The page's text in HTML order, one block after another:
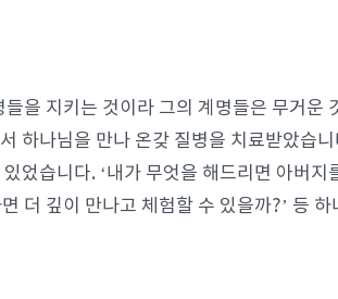
을 지키는 것이라 그의 계명들은 무거운
하나님을 만나 온갖 질병을 치료받았습니
었습니다. ‘내가 무엇을 해드리면 아버지
더 깊이 만나고 체험할 수 있을까?’ 등 하